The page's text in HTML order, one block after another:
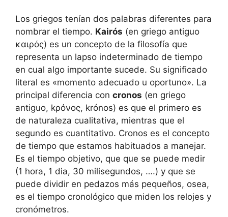
Los griegos tenían dos palabras diferentes para
nombrar el tiempo. Kairós (en griego antiguo
καιρός) es un concepto de la filosofía que
representa un lapso indeterminado de tiempo
en cual algo importante sucede. Su significado
literal es «momento adecuado u oportuno». La
principal diferencia con cronos (en griego
antiguo, kρόνος, krónos) es que el primero es
de naturaleza cualitativa, mientras que el
segundo es cuantitativo. Cronos es el concepto
de tiempo que estamos habituados a manejar.
Es el tiempo objetivo, que que se puede medir
(1 hora, 1 dia, 30 milisegundos, ….) y que se
puede dividir en pedazos más pequeños, osea,
es el tiempo cronológico que miden los relojes y
cronómetros.